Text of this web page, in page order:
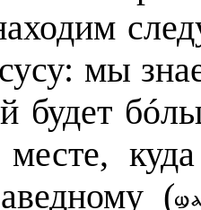
мы
будет
(